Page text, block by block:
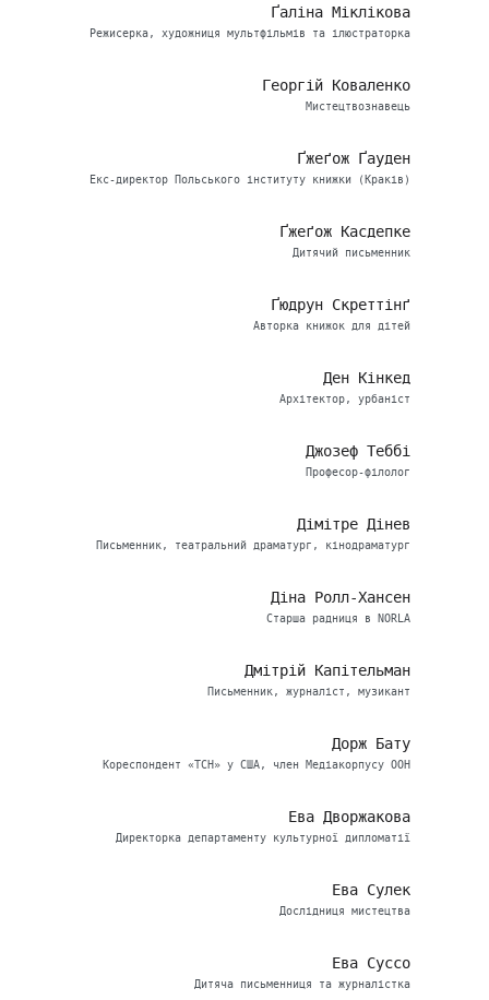
Ґаліна Міклікова
Режисерка, художниця мультфільмів та ілюстраторка
Георгій Коваленко
Мистецтвознавець
Ґжеґож Ґауден
Екс-директор Польського інституту книжки (Краків)
Ґжеґож Касдепке
Дитячий письменник
Ґюдрун Скреттінґ
Авторка книжок для дітей
Ден Кінкед
Архітектор, урбаніст
Джозеф Теббі
Професор-філолог
Дімітре Дінев
Письменник, театральний драматург, кінодраматург
Діна Ролл-Хансен
Старша радниця в NORLA
Дмітрій Капітельман
Письменник, журналіст, музикант
Дорж Бату
Кореспондент «ТСН» у США, член Медіакорпусу ООН
Ева Дворжакова
Директорка департаменту культурної дипломатії
Ева Сулек
Дослідниця мистецтва
Ева Суссо
Дитяча письменниця та журналістка